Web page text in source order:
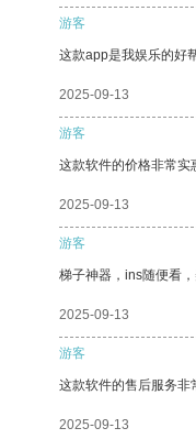
游客
这款app是我娱乐的好
2025-09-13
游客
这款软件的价格非常实
2025-09-13
游客
梯子神器，ins随便看，
2025-09-13
游客
这款软件的售后服务非
2025-09-13